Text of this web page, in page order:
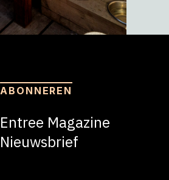
ABONNEREN
Entree Magazine
Nieuwsbrief